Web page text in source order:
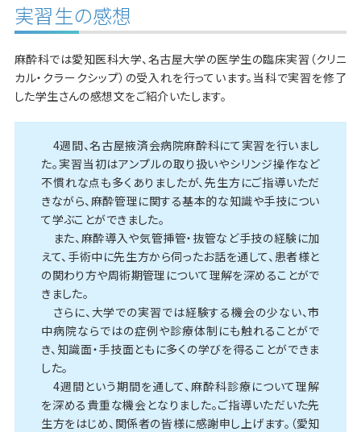
実習生の感想
麻酔科では愛知医科大学、名古屋大学の医学生の臨床実習（クリニ
カル・クラークシップ）の受入れを行っています。当科で実習を修了
した学生さんの感想文をご紹介いたします。
4週間、名古屋掖済会病院麻酔科にて実習を行いまし
た。実習当初はアンプルの取り扱いやシリンジ操作など
不慣れな点も多くありましたが、先生方にご指導いただ
きながら、麻酔管理に関する基本的な知識や手技につい
て学ぶことができました。
また、麻酔導入や気管挿管・抜管など手技の経験に加
えて、手術中に先生方から伺ったお話を通して、患者様と
の関わり方や周術期管理について理解を深めることがで
きました。
さらに、大学での実習では経験する機会の少ない、市
中病院ならではの症例や診療体制にも触れることがで
き、知識面・手技面ともに多くの学びを得ることができま
した。
4週間という期間を通して、麻酔科診療について理解
を深める貴重な機会となりました。ご指導いただいた先
生方をはじめ、関係者の皆様に感謝申し上げます。（愛知